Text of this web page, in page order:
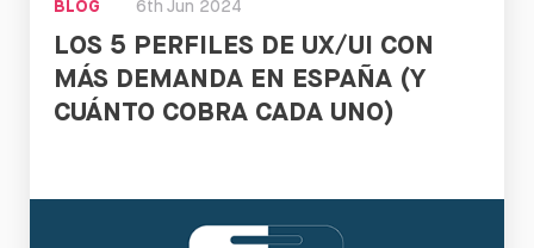
BLOG 6th Jun 2024
LOS 5 PERFILES DE UX/UI CON
MÁS DEMANDA EN ESPAÑA (Y
CUÁNTO COBRA CADA UNO)